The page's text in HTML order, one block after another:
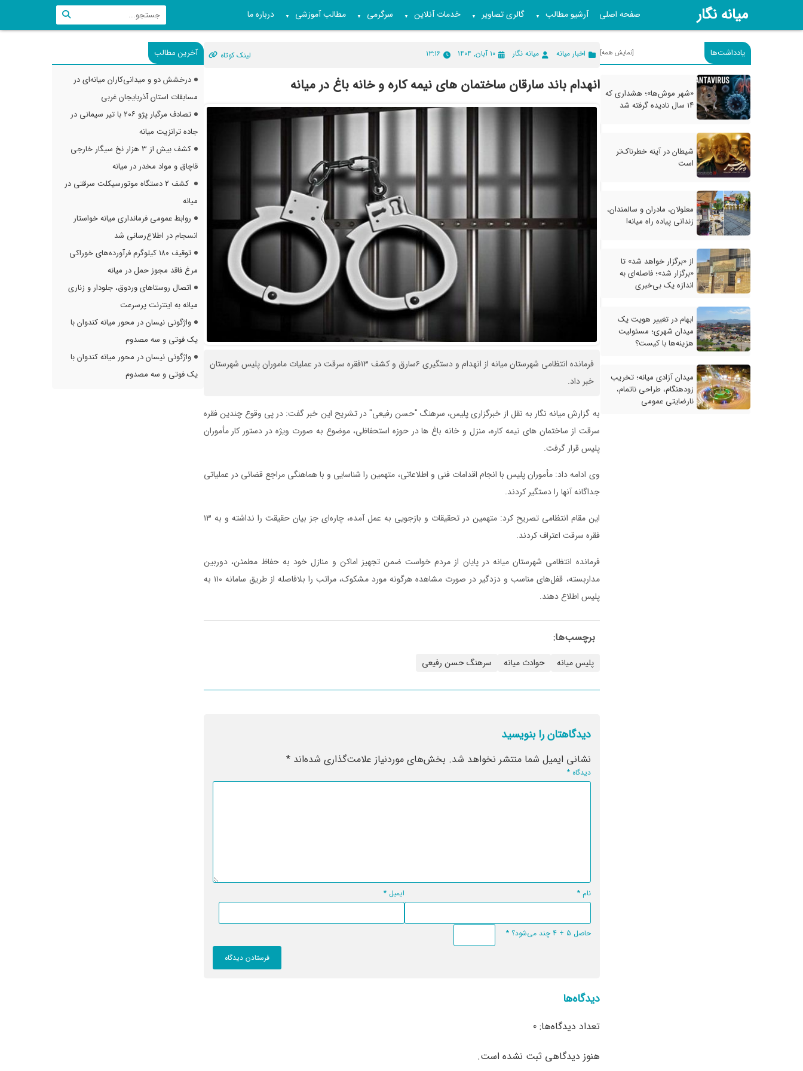
میانه نگار صفحه اصلی آرشیو مطالب ▼ گالری تصاویر ▼ خدمات آنلاین ▼ سرگرمی ▼ مطالب آموزشی ▼ درباره ما
یادداشت‌ها [نمایش همه]
«شهر موش‌ها»؛ هشداری که
۱۴ سال نادیده گرفته شد
شیطان در آینه خطرناک‌تر
است
معلولان، مادران و سالمندان،
زندانی پیاده راه میانه!
از «برگزار خواهد شد» تا
«برگزار شد»؛ فاصله‌ای به
اندازه یک بی‌خبری
ابهام در تغییر هویت یک
میدان شهری؛ مسئولیت
هزینه‌ها با کیست؟
میدان آزادی میانه؛ تخریب
زودهنگام، طراحی ناتمام،
نارضایتی عمومی
اخبار میانه میانه نگار ۱۰ آبان, ۱۴۰۴ ۱۳:۱۶ لینک کوتاه
انهدام باند سارقان ساختمان های نیمه کاره و خانه باغ در میانه
فرمانده انتظامی شهرستان میانه از انهدام و دستگیری ۶سارق و کشف ۱۳فقره سرقت در عملیات ماموران پلیس شهرستان
خبر داد.
به گزارش میانه نگار به نقل از خبرگزاری پلیس، سرهنگ "حسن رفیعی" در تشریح این خبر گفت: در پی وقوع چندین فقره
سرقت از ساختمان های نیمه کاره، منزل و خانه باغ ها در حوزه استحفاظی، موضوع به صورت ویژه در دستور کار مأموران
پلیس قرار گرفت.
وی ادامه داد: مأموران پلیس با انجام اقدامات فنی و اطلاعاتی، متهمین را شناسایی و با هماهنگی مراجع قضائی در عملیاتی
جداگانه آنها را دستگیر کردند.
این مقام انتظامی تصریح کرد: متهمین در تحقیقات و بازجویی به عمل آمده، چاره‌ای جز بیان حقیقت را نداشته و به ۱۳
فقره سرقت اعتراف کردند.
فرمانده انتظامی شهرستان میانه در پایان از مردم خواست ضمن تجهیز اماکن و منازل خود به حفاظ مطمئن، دوربین
مداربسته، قفل‌های مناسب و دزدگیر در صورت مشاهده هرگونه مورد مشکوک، مراتب را بلافاصله از طریق سامانه ۱۱۰ به
پلیس اطلاع دهند.
برچسب‌ها:
پلیس میانه حوادث میانه سرهنگ حسن رفیعی
دیدگاهتان را بنویسید
نشانی ایمیل شما منتشر نخواهد شد. بخش‌های موردنیاز علامت‌گذاری شده‌اند*
دیدگاه*
نام* ایمیل *
حاصل 5 + 4 چند می‌شود؟ *
دیدگاه‌ها
تعداد دیدگاه‌ها: 0
هنوز دیدگاهی ثبت نشده است.
آخرین مطالب
درخشش دو و میدانی‌کاران میانه‌ای در
مسابقات استان آذربایجان غربی
تصادف مرگبار پژو ۲۰۶ با تیر سیمانی در
جاده ترانزیت میانه
کشف بیش از ۳ هزار نخ سیگار خارجی
قاچاق و مواد مخدر در میانه
کشف ۲ دستگاه موتورسیکلت سرقتی در
میانه
روابط عمومی فرمانداری میانه خواستار
انسجام در اطلاع‌رسانی شد
توقیف ۱۸۰ کیلوگرم فرآورده‌های خوراکی
مرغ فاقد مجوز حمل در میانه
اتصال روستاهای وردوق، جلودار و زناری
میانه به اینترنت پرسرعت
واژگونی نیسان در محور میانه کندوان با
یک فوتی و سه مصدوم
واژگونی نیسان در محور میانه کندوان با
یک فوتی و سه مصدوم